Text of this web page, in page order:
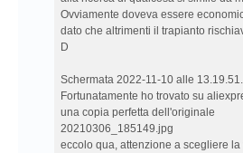
Ovviamente doveva essere
dato che altrimenti il trapianto
D
Schermata 2022-11-10 alle
Fortunatamente ho trovato su
una copia perfetta dell'originale
20210306_185149.jpg
eccolo qua, attenzione a scegliere la